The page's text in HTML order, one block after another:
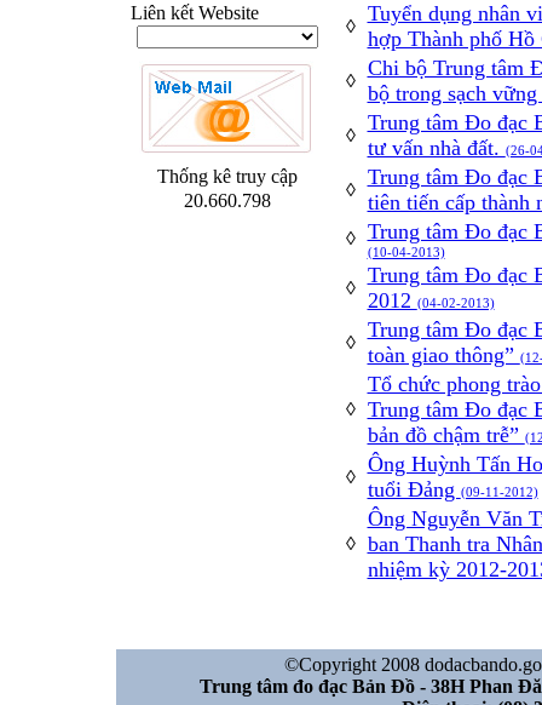
Liên kết Website
Thống kê truy cập
20.660.798
◊
Tuyển dụng nhân
hợp Thành phố
◊
Chi bộ Trung tâm
bộ trong sạch
◊
Trung tâm Đo đạc
tư vấn nhà đất. (26-
◊
Trung tâm Đo đạc
tiên tiến cấp thành
◊ Trung tâm Đo đạc
(10-04-2013)
◊
Trung tâm Đo đạc
2012 (04-02-2013)
◊
Trung tâm Đo đạc
toàn giao thông”
◊
Tổ chức phong
Trung tâm Đo đạc
bản đồ chậm trễ”
◊
Ông Huỳnh Tấn
tuổi Đảng (09-11-2012)
◊
Ông Nguyễn Văn
ban Thanh tra
nhiệm kỳ 2012-
©Copyright 2008
Trung tâm đo đạc Bản Đồ - 38H Phan